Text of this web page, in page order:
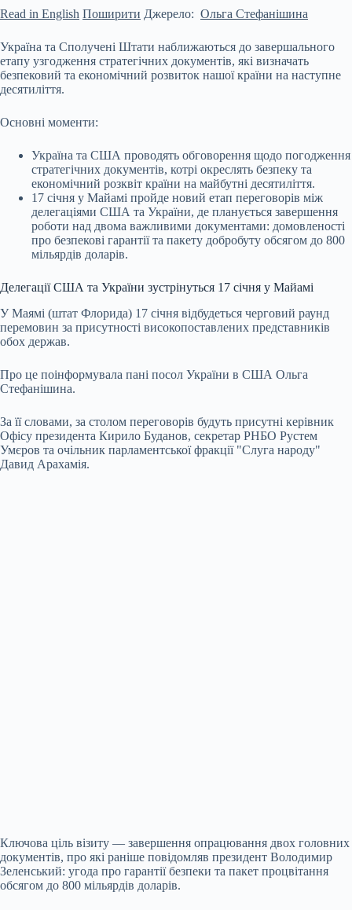
Read in English Поширити Джерело: Ольга Стефанішина
Україна та Сполучені Штати наближаються до завершального
етапу узгодження стратегічних документів, які визначать
безпековий та економічний розвиток нашої країни на наступне
десятиліття.
Основні моменти:
Україна та США проводять обговорення щодо погодження
стратегічних документів, котрі окреслять безпеку та
економічний розквіт країни на майбутні десятиліття.
17 січня у Майамі пройде новий етап переговорів між
делегаціями США та України, де планується завершення
роботи над двома важливими документами: домовленості
про безпекові гарантії та пакету добробуту обсягом до 800
мільярдів доларів.
Делегації США та України зустрінуться 17 січня у Майамі
У Маямі (штат Флорида) 17 січня відбудеться черговий раунд
перемовин за присутності високопоставлених представників
обох держав.
Про це поінформувала пані посол України в США Ольга
Стефанішина.
За її словами, за столом переговорів будуть присутні керівник
Офісу президента Кирило Буданов, секретар РНБО Рустем
Умєров та очільник парламентської фракції "Слуга народу"
Давид Арахамія.
Ключова ціль візиту — завершення опрацювання двох головних
документів, про які раніше повідомляв президент Володимир
Зеленський: угода про гарантії безпеки та пакет процвітання
обсягом до 800 мільярдів доларів.